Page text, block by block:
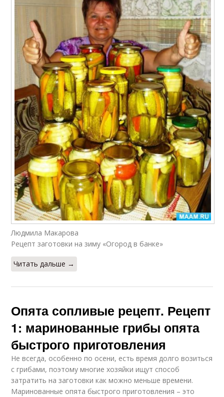
Людмила Макарова
Рецепт заготовки на зиму «Огород в банке»
Читать дальше →
Опята сопливые рецепт. Рецепт
1: маринованные грибы опята
быстрого приготовления
Не всегда, особенно по осени, есть время долго возиться
с грибами, поэтому многие хозяйки ищут способ
затратить на заготовки как можно меньше времени.
Маринованные опята быстрого приготовления – это